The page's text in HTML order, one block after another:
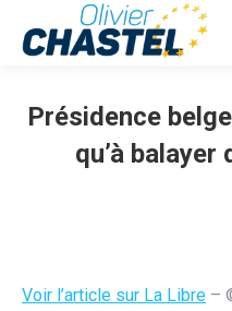
Présidence
qu’à balayer
Voir l’article sur La Libre –